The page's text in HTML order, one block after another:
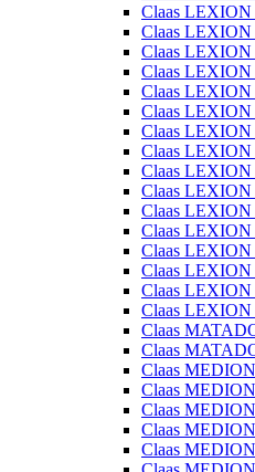
Claas LEXION
Claas LEXION
Claas LEXION
Claas LEXION
Claas LEXION
Claas LEXION
Claas LEXION
Claas LEXION
Claas LEXION
Claas LEXION
Claas LEXION
Claas LEXION
Claas LEXION
Claas LEXION
Claas LEXION
Claas LEXION
Claas
Claas
Claas
Claas
Claas
Claas
Claas